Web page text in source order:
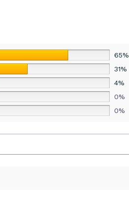
65%
31%
4%
0%
0%